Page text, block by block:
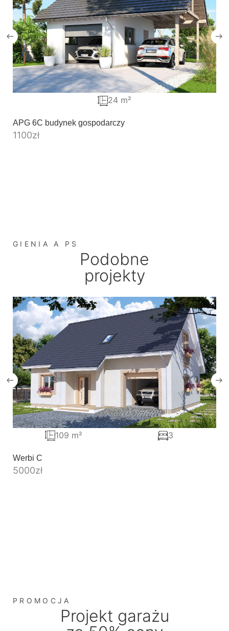
APG 6C budynek gospodarczy
1100zł
24 m²
GIENIA A PS
Podobne
projekty
Werbi C
5000zł
109 m² 3
PROMOCJA
Projekt garażu